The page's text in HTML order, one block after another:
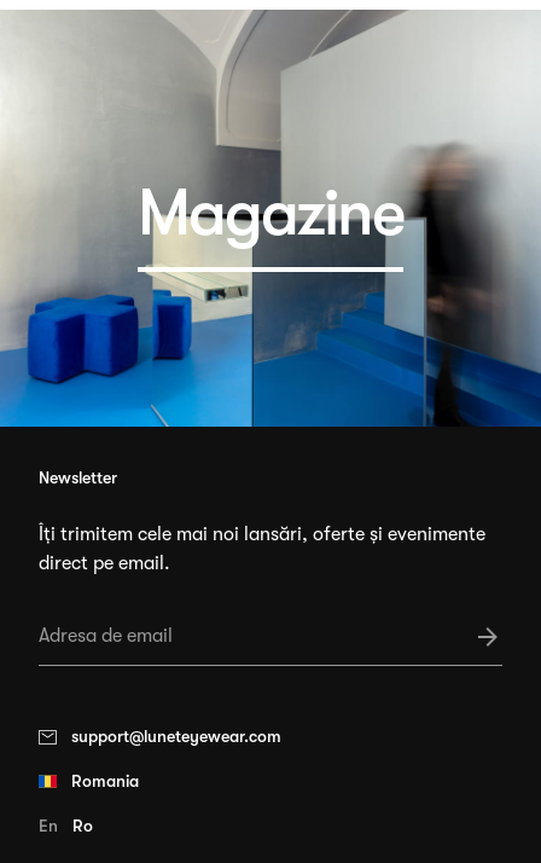
Magazine
Newsletter
Îți trimitem cele mai noi lansări, oferte și evenimente
direct pe email.
support@luneteyewear.com
Romania
En Ro